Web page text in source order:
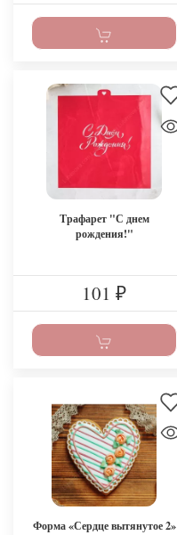
Трафарет "С днем
рождения!"
101 ₽
Форма «Сердце вытянутое 2»